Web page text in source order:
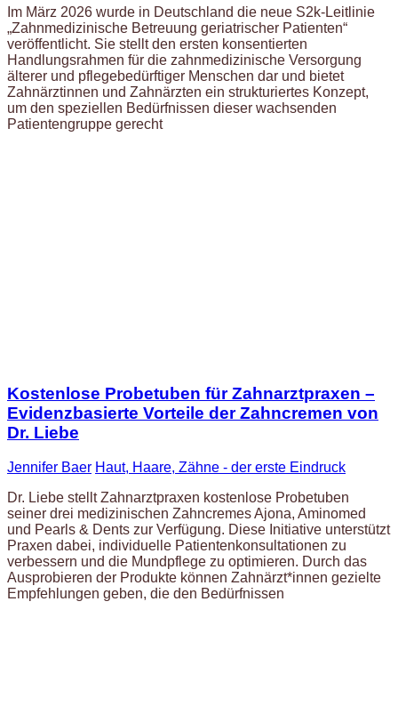
Im März 2026 wurde in Deutschland die neue S2k-Leitlinie
„Zahnmedizinische Betreuung geriatrischer Patienten“
veröffentlicht. Sie stellt den ersten konsentierten
Handlungsrahmen für die zahnmedizinische Versorgung
älterer und pflegebedürftiger Menschen dar und bietet
Zahnärztinnen und Zahnärzten ein strukturiertes Konzept,
um den speziellen Bedürfnissen dieser wachsenden
Patientengruppe gerecht
Kostenlose Probetuben für Zahnarztpraxen –
Evidenzbasierte Vorteile der Zahncremen von
Dr. Liebe
Jennifer Baer Haut, Haare, Zähne - der erste Eindruck
Dr. Liebe stellt Zahnarztpraxen kostenlose Probetuben
seiner drei medizinischen Zahncremes Ajona, Aminomed
und Pearls & Dents zur Verfügung. Diese Initiative unterstützt
Praxen dabei, individuelle Patientenkonsultationen zu
verbessern und die Mundpflege zu optimieren. Durch das
Ausprobieren der Produkte können Zahnärzt*innen gezielte
Empfehlungen geben, die den Bedürfnissen